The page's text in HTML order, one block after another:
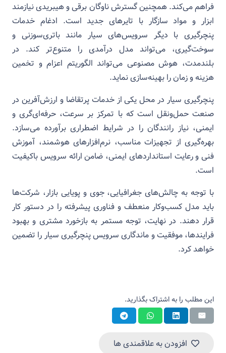
فراهم می‌کند. همچنین گسترش ناوگان برقی و هیبریدی نیازمند
ابزار و مواد سازگار با تایرهای جدید است. ادغام خدمات
پنچرگیری با دیگر سرویس‌های سیار مانند باتری‌سوزنی و
سوخت‌گیری، می‌تواند مدل درآمدی را متنوع‌تر کند. در
بلندمدت، هوش مصنوعی می‌تواند الگوریتم اعزام و تخمین
هزینه و زمان را بهینه‌سازی نماید.
پنچرگیری سیار در محل یکی از خدمات پرتقاضا و ارزش‌آفرین در
صنعت حمل‌ونقل است که با تمرکز بر سرعت، حرفه‌ای‌گری و
ایمنی، نیاز رانندگان را در شرایط اضطراری برآورده می‌سازد.
بهره‌گیری از تجهیزات مناسب، نرم‌افزارهای هوشمند، آموزش
فنی و رعایت استانداردهای ایمنی، ضامن ارائه سرویس باکیفیت
است.
با توجه به چالش‌های جغرافیایی، جوی و پویایی بازار، شرکت‌ها
باید مدل کسب‌وکار منعطف و فناوری پیشرفته را در دستور کار
قرار دهند. در نهایت، توجه مستمر به بازخورد مشتری و بهبود
فرایندها، موفقیت و ماندگاری سرویس پنچرگیری سیار را تضمین
خواهد کرد.
این مطلب را به اشتراک بگذارید.
افزودن به علاقمندی ها